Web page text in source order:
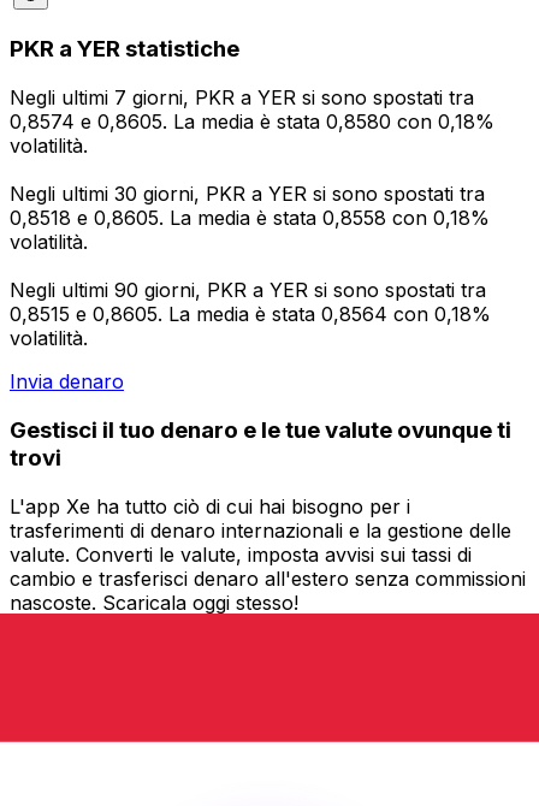
PKR a YER statistiche
Negli ultimi 7 giorni, PKR a YER si sono spostati tra
0,8574 e 0,8605. La media è stata 0,8580 con 0,18%
volatilità.
Negli ultimi 30 giorni, PKR a YER si sono spostati tra
0,8518 e 0,8605. La media è stata 0,8558 con 0,18%
volatilità.
Negli ultimi 90 giorni, PKR a YER si sono spostati tra
0,8515 e 0,8605. La media è stata 0,8564 con 0,18%
volatilità.
Invia denaro
Gestisci il tuo denaro e le tue valute ovunque ti
trovi
L'app Xe ha tutto ciò di cui hai bisogno per i
trasferimenti di denaro internazionali e la gestione delle
valute. Converti le valute, imposta avvisi sui tassi di
cambio e trasferisci denaro all'estero senza commissioni
nascoste. Scaricala oggi stesso!